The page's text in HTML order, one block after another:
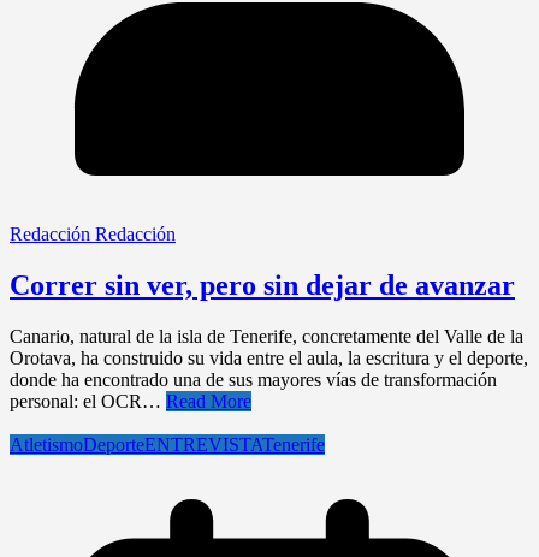
Redacción Redacción
Correr sin ver, pero sin dejar de avanzar
Canario, natural de la isla de Tenerife, concretamente del Valle de la
Orotava, ha construido su vida entre el aula, la escritura y el deporte,
donde ha encontrado una de sus mayores vías de transformación
personal: el OCR… Read More
AtletismoDeporteENTREVISTATenerife